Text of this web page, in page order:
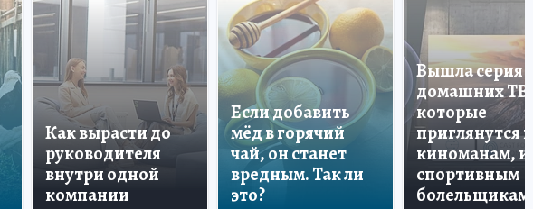
Как вырасти до
руководителя
внутри одной
компании
Если добавить
мёд в горячий
чай, он станет
вредным. Так ли
это?
Вышла серия
домашних ТВ,
которые
приглянутся и
киноманам, и
спортивным
болельщикам